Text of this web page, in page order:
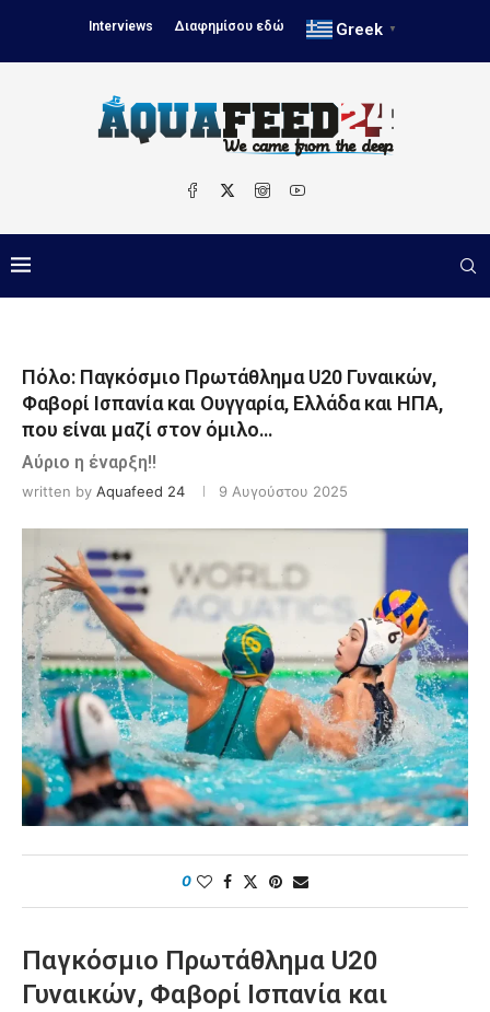
Interviews Διαφημίσου εδώ Greek ▼
Πόλο: Παγκόσμιο Πρωτάθλημα U20 Γυναικών,
Φαβορί Ισπανία και Ουγγαρία, Ελλάδα και ΗΠΑ,
που είναι μαζί στον όμιλο…
Αύριο η έναρξη!!
written by Aquafeed 24 9 Αυγούστου 2025
0
Παγκόσμιο Πρωτάθλημα U20
Γυναικών, Φαβορί Ισπανία και